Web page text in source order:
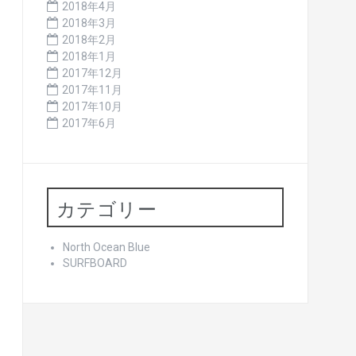
2018年4月
2018年3月
2018年2月
2018年1月
2017年12月
2017年11月
2017年10月
2017年6月
カテゴリー
North Ocean Blue
SURFBOARD